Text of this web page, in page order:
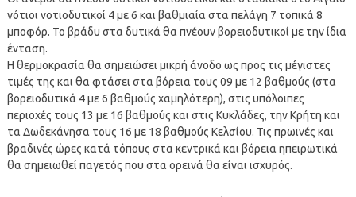
νότιοι νοτιοδυτικοί 4 με 6 και βαθμιαία στα πελάγη 7 τοπικά 8
μποφόρ. Το βράδυ στα δυτικά θα πνέουν βορειοδυτικοί με την ίδια
ένταση.
Η θερμοκρασία θα σημειώσει μικρή άνοδο ως προς τις μέγιστες
τιμές της και θα φτάσει στα βόρεια τους 09 με 12 βαθμούς (στα
βορειοδυτικά 4 με 6 βαθμούς χαμηλότερη), στις υπόλοιπες
περιοχές τους 13 με 16 βαθμούς και στις Κυκλάδες, την Κρήτη και
τα Δωδεκάνησα τους 16 με 18 βαθμούς Κελσίου. Τις πρωινές και
βραδινές ώρες κατά τόπους στα κεντρικά και βόρεια ηπειρωτικά
θα σημειωθεί παγετός που στα ορεινά θα είναι ισχυρός.